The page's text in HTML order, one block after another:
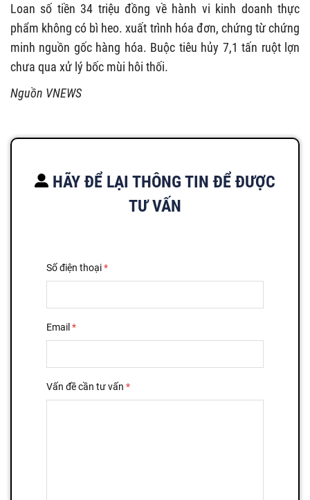
Loan số tiền 34 triệu đồng về hành vi kinh doanh thực
phẩm không có bì heo. xuất trình hóa đơn, chứng từ chứng
minh nguồn gốc hàng hóa. Buộc tiêu hủy 7,1 tấn ruột lợn
chưa qua xử lý bốc mùi hôi thối.
Nguồn VNEWS
HÃY ĐỂ LẠI THÔNG TIN ĐỂ ĐƯỢC
TƯ VẤN